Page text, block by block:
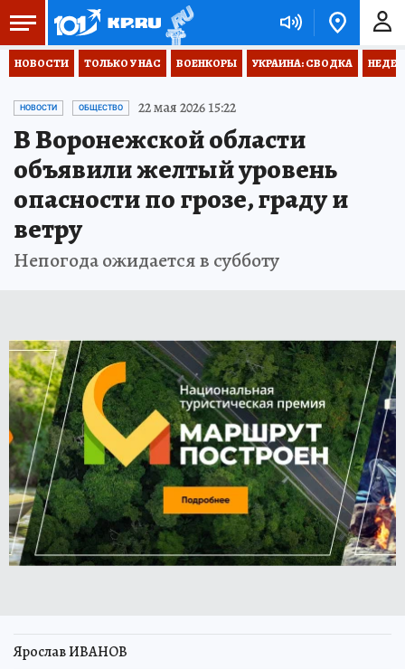
НОВОСТИ ТОЛЬКО У НАС ВОЕНКОРЫ УКРАИНА: СВОДКА
НОВОСТИ ОБЩЕСТВО 22 мая 2026 15:22
В Воронежской области
объявили желтый уровень
опасности по грозе, граду и
ветру
Непогода ожидается в субботу
Ярослав ИВАНОВ